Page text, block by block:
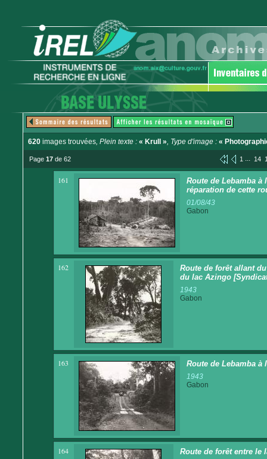
620 images trouvées, Plein texte : « Krull », Type d'image : «
Page 17 de 62 1 ... 14
161
Route de Lebamba à
réparation de cette
01/08/43
Gabon
162
Route de forêt allant
du lac Azingo
1943
Gabon
163 Route de Lebamba à
1943
Gabon
164 Route de forêt entre le